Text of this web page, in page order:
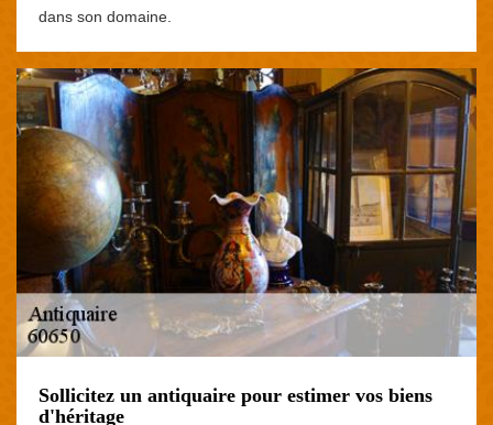
dans son domaine.
Sollicitez un antiquaire pour estimer vos biens
d'héritage